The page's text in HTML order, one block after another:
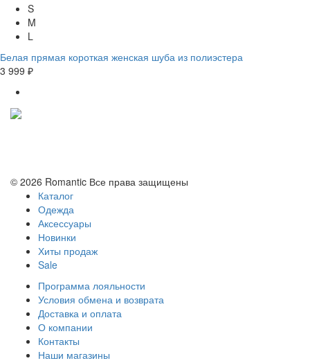
S
M
L
Белая прямая короткая женская шуба из полиэстера
3 999 ₽
© 2026 Romantic Все права защищены
Каталог
Одежда
Аксессуары
Новинки
Хиты продаж
Sale
Программа лояльности
Условия обмена и возврата
Доставка и оплата
О компании
Контакты
Наши магазины